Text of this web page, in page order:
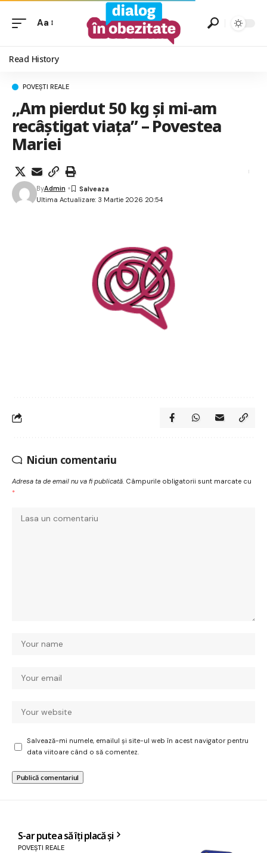
Aa
Read History
POVEȘTI REALE
„Am pierdut 50 kg și mi-am
recâștigat viața” – Povestea
Mariei
Ultima Actualizare: 3 Martie 2026 20:54
ByAdmin
Niciun comentariu
Adresa ta de email nu va fi publicată. Câmpurile obligatorii sunt marcate cu
*
Salvează-mi numele, emailul și site-ul web în acest navigator pentru
data viitoare când o să comentez.
S-ar putea să îți placă și
POVEȘTI REALE